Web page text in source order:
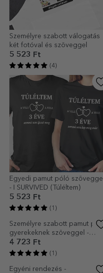
Személyre szabott válogatás
két fotóval és szöveggel
5 523 Ft
(4)
Egyedi pamut póló szöveggel
- I SURVIVED (Túléltem)
5 523 Ft
(1)